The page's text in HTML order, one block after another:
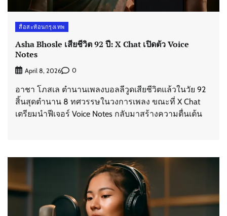
สื่อสะท้อนกรุงเทพ
Asha Bhosle เสียชีวิต 92 ปี: X Chat เปิดตัว Voice
Notes
April 8, 2026 0
อาชา โภสเล ตำนานเพลงบอลลีวูดเสียชีวิตแล้วในวัย 92
สิ้นสุดตำนาน 8 ทศวรรษในวงการเพลง ขณะที่ X Chat
เตรียมนำฟีเจอร์ Voice Notes กลับมาสร้างความตื่นเต้น